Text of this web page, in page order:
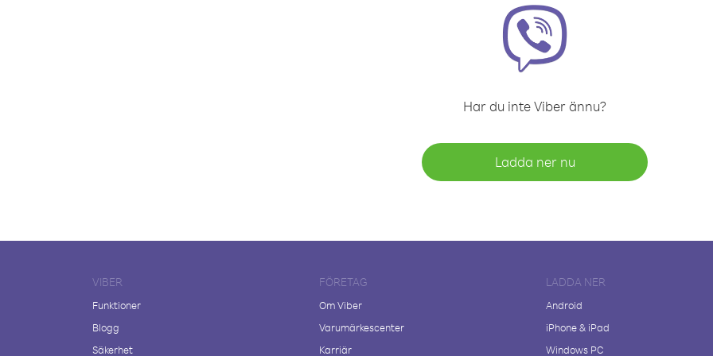
Har du inte Viber ännu?
Ladda ner nu
VIBER
Funktioner
Blogg
Säkerhet
FÖRETAG
Om Viber
Varumärkescenter
Karriär
LADDA NER
Android
iPhone & iPad
Windows PC